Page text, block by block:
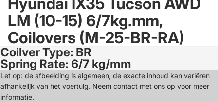
LM (10-15) 6/7kg.mm,
Coilovers (M-25-BR-RA)
Open
image
in
full
screen
Coilver Type: BR
Spring Rate: 6/7 kg/mm
Let op: de afbeelding is algemeen, de exacte inhoud kan variëren
afhankelijk van het voertuig. Neem contact met ons op voor meer
informatie.